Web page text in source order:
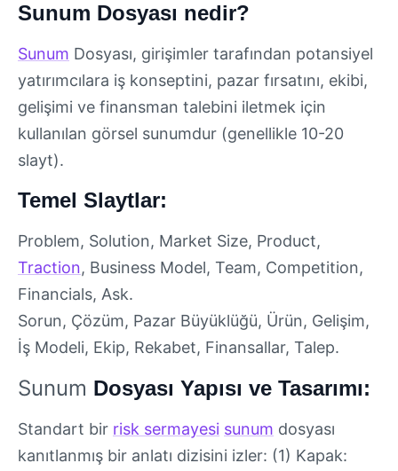
Sunum Dosyası nedir?
Sunum Dosyası, girişimler tarafından potansiyel
yatırımcılara iş konseptini, pazar fırsatını, ekibi,
gelişimi ve finansman talebini iletmek için
kullanılan görsel sunumdur (genellikle 10-20
slayt).
Temel Slaytlar:
Problem, Solution, Market Size, Product,
Traction, Business Model, Team, Competition,
Financials, Ask.
Sorun, Çözüm, Pazar Büyüklüğü, Ürün, Gelişim,
İş Modeli, Ekip, Rekabet, Finansallar, Talep.
Sunum Dosyası Yapısı ve Tasarımı:
Standart bir risk sermayesi sunum dosyası
kanıtlanmış bir anlatı dizisini izler: (1) Kapak: